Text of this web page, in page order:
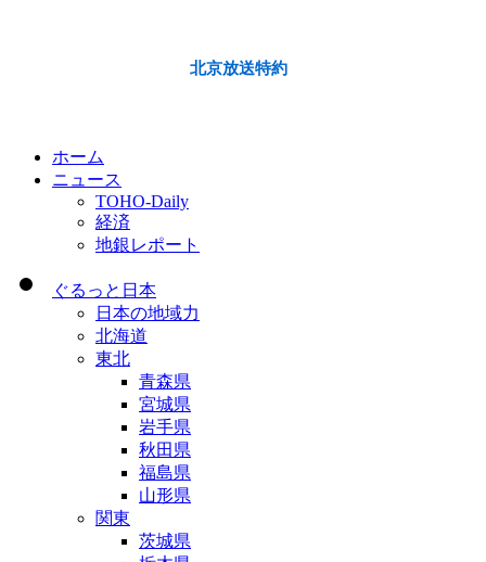
北京放送特約
ホーム
ニュース
TOHO-Daily
経済
地銀レポート
ぐるっと日本
日本の地域力
北海道
東北
青森県
宮城県
岩手県
秋田県
福島県
山形県
関東
茨城県